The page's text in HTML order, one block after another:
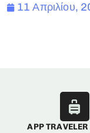
11 Απριλίου,
APP